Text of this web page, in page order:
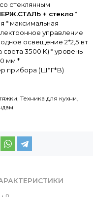
стеклянным
+ стекло*
* максимальная
управление
освещение 2*2,5 вт
света 3500 K) * уровень
мм *
прибора (Ш*Г*В)
, Техника для кухни,